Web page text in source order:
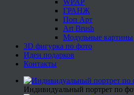
WPAP
ГРАНЖ
Поп Арт
Art Brush
Модульные картины
3D фигурка по фото
Идеи подарков
Контакты
Индивидуальный портрет по